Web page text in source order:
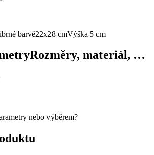
barvě22x28 cmVýška 5 cm
Rozměry, materiál, …
nebo výběrem?